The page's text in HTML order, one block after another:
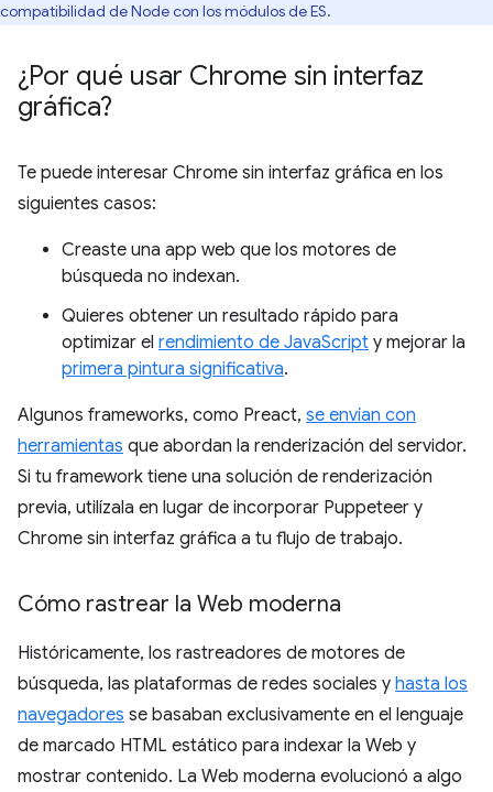
compatibilidad de Node con los módulos de ES.
¿Por qué usar Chrome sin interfaz
gráfica?
Te puede interesar Chrome sin interfaz gráfica en los
siguientes casos:
Creaste una app web que los motores de
búsqueda no indexan.
Quieres obtener un resultado rápido para
optimizar el rendimiento de JavaScript y mejorar la
primera pintura significativa.
Algunos frameworks, como Preact, se envían con
herramientas que abordan la renderización del servidor.
Si tu framework tiene una solución de renderización
previa, utilízala en lugar de incorporar Puppeteer y
Chrome sin interfaz gráfica a tu flujo de trabajo.
Cómo rastrear la Web moderna
Históricamente, los rastreadores de motores de
búsqueda, las plataformas de redes sociales y hasta los
navegadores se basaban exclusivamente en el lenguaje
de marcado HTML estático para indexar la Web y
mostrar contenido. La Web moderna evolucionó a algo